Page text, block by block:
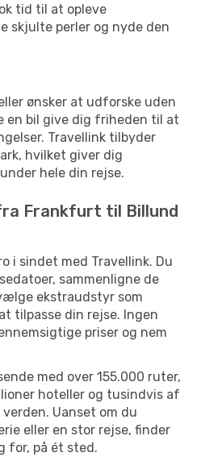
tid til at opleve
skjulte perler og nyde den
ønsker at udforske uden
en bil give dig friheden til at
Travellink tilbyder
hvilket giver dig
hele din rejse.
Frankfurt til Billund
i sindet med Travellink. Du
sammenligne de
ekstraudstyr som
tilpasse din rejse. Ingen
priser og nem
med over 155.000 ruter,
hoteller og tusindvis af
Uanset om du
eller en stor rejse, finder
for, på ét sted.